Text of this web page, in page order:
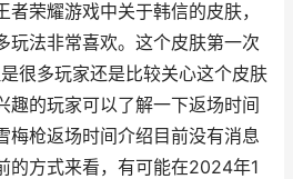
荣耀游戏中关于韩信的皮肤，
玩法非常喜欢。这个皮肤第一次
很多玩家还是比较关心这个皮肤
趣的玩家可以了解一下返场时间
梅枪返场时间介绍目前没有消息
的方式来看，有可能在2024年1